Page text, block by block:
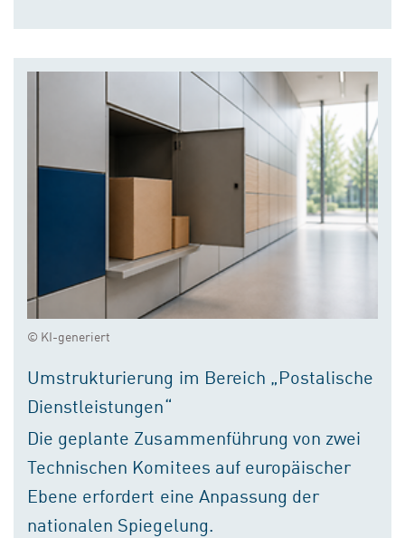
© KI-generiert
Umstrukturierung im Bereich „Postalische
Dienstleistungen“
Die geplante Zusammenführung von zwei
Technischen Komitees auf europäischer
Ebene erfordert eine Anpassung der
nationalen Spiegelung.